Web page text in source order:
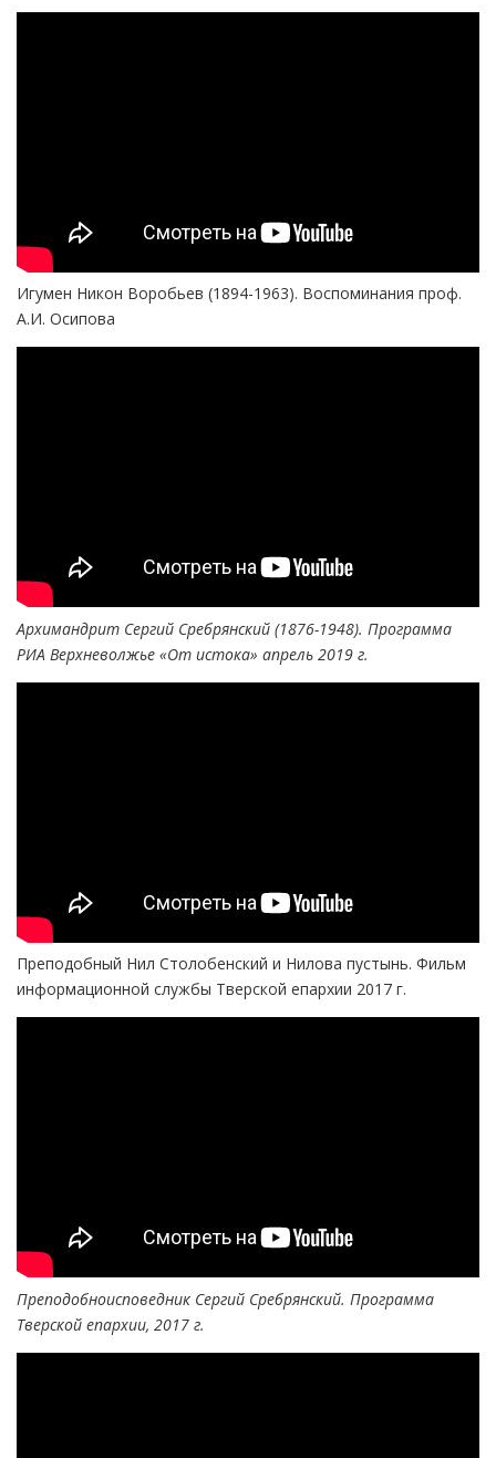
Игумен Никон Воробьев (1894-1963). Воспоминания проф.
А.И. Осипова
Архимандрит Сергий Сребрянский (1876-1948). Программа
РИА Верхневолжье «От истока» апрель 2019 г.
Преподобный Нил Столобенский и Нилова пустынь. Фильм
информационной службы Тверской епархии 2017 г.
Преподобноисповедник Сергий Сребрянский. Программа
Тверской епархии, 2017 г.